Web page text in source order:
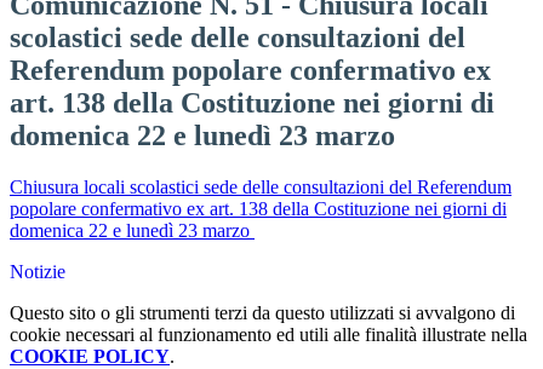
scolastici sede delle consultazioni del
Referendum popolare confermativo ex
art. 138 della Costituzione nei giorni di
domenica 22 e lunedì 23 marzo
Chiusura locali scolastici sede delle consultazioni del Referendum
popolare confermativo ex art. 138 della Costituzione nei giorni di
domenica 22 e lunedì 23 marzo
Notizie
Questo sito o gli strumenti terzi da questo utilizzati si avvalgono di
cookie necessari al funzionamento ed utili alle finalità illustrate nella
COOKIE POLICY.